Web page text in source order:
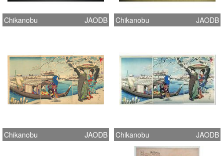
Chikanobu JAODB Chikanobu JAODB
Chikanobu JAODB Chikanobu JAODB